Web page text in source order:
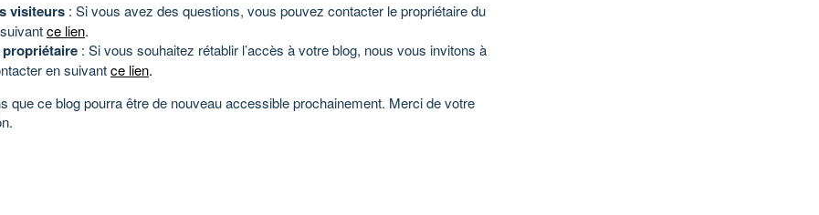
visiteurs : Si vous avez des questions, vous pouvez contacter le propriétaire du
ce lien.
: Si vous souhaitez rétablir l’accès à votre blog, nous vous invitons à
en suivantce lien.
que ce blog pourra être de nouveau accessible prochainement. Merci de votre